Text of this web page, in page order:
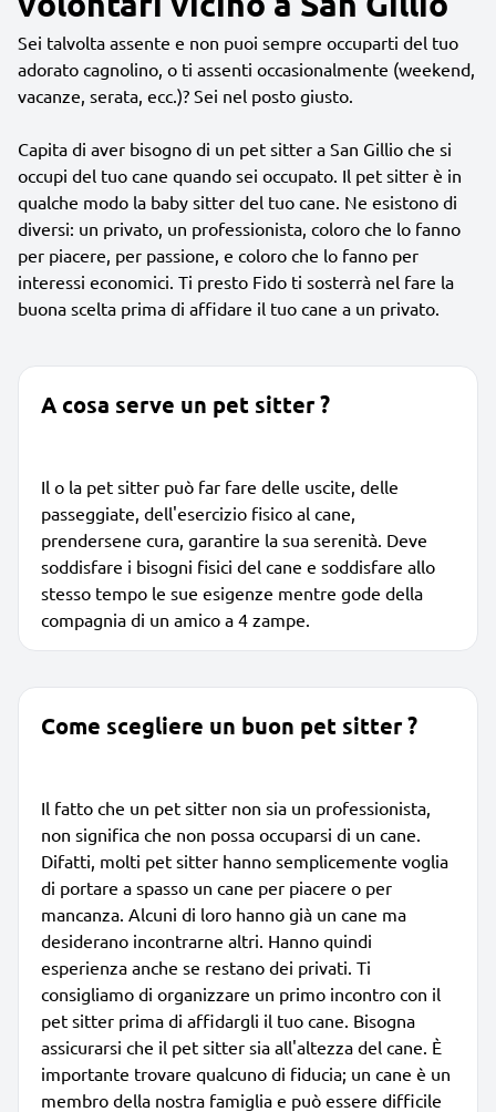
Sei talvolta assente e non puoi sempre occuparti del tuo
adorato cagnolino, o ti assenti occasionalmente (weekend,
vacanze, serata, ecc.)? Sei nel posto giusto.
Capita di aver bisogno di un pet sitter a San Gillio che si
occupi del tuo cane quando sei occupato. Il pet sitter è in
qualche modo la baby sitter del tuo cane. Ne esistono di
diversi: un privato, un professionista, coloro che lo fanno
per piacere, per passione, e coloro che lo fanno per
interessi economici. Ti presto Fido ti sosterrà nel fare la
buona scelta prima di affidare il tuo cane a un privato.
A cosa serve un pet sitter ?
Il o la pet sitter può far fare delle uscite, delle
passeggiate, dell'esercizio fisico al cane,
prendersene cura, garantire la sua serenità. Deve
soddisfare i bisogni fisici del cane e soddisfare allo
stesso tempo le sue esigenze mentre gode della
compagnia di un amico a 4 zampe.
Come scegliere un buon pet sitter ?
Il fatto che un pet sitter non sia un professionista,
non significa che non possa occuparsi di un cane.
Difatti, molti pet sitter hanno semplicemente voglia
di portare a spasso un cane per piacere o per
mancanza. Alcuni di loro hanno già un cane ma
desiderano incontrarne altri. Hanno quindi
esperienza anche se restano dei privati. Ti
consigliamo di organizzare un primo incontro con il
pet sitter prima di affidargli il tuo cane. Bisogna
assicurarsi che il pet sitter sia all'altezza del cane. È
importante trovare qualcuno di fiducia; un cane è un
membro della nostra famiglia e può essere difficile